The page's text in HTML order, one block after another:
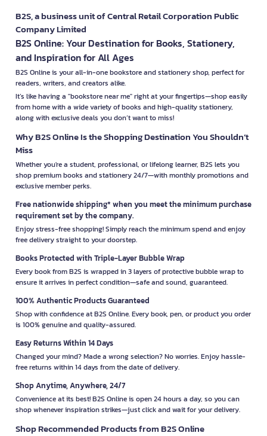
B2S, a business unit of Central Retail Corporation Public
Company Limited
B2S Online: Your Destination for Books, Stationery,
and Inspiration for All Ages
B2S Online is your all-in-one bookstore and stationery shop, perfect for
readers, writers, and creators alike.
It’s like having a "bookstore near me" right at your fingertips—shop easily
from home with a wide variety of books and high-quality stationery,
along with exclusive deals you don’t want to miss!
Why B2S Online Is the Shopping Destination You Shouldn’t
Miss
Whether you're a student, professional, or lifelong learner, B2S lets you
shop premium books and stationery 24/7—with monthly promotions and
exclusive member perks.
Free nationwide shipping* when you meet the minimum purchase
requirement set by the company.
Enjoy stress-free shopping! Simply reach the minimum spend and enjoy
free delivery straight to your doorstep.
Books Protected with Triple-Layer Bubble Wrap
Every book from B2S is wrapped in 3 layers of protective bubble wrap to
ensure it arrives in perfect condition—safe and sound, guaranteed.
100% Authentic Products Guaranteed
Shop with confidence at B2S Online. Every book, pen, or product you order
is 100% genuine and quality-assured.
Easy Returns Within 14 Days
Changed your mind? Made a wrong selection? No worries. Enjoy hassle-
free returns within 14 days from the date of delivery.
Shop Anytime, Anywhere, 24/7
Convenience at its best! B2S Online is open 24 hours a day, so you can
shop whenever inspiration strikes—just click and wait for your delivery.
Shop Recommended Products from B2S Online